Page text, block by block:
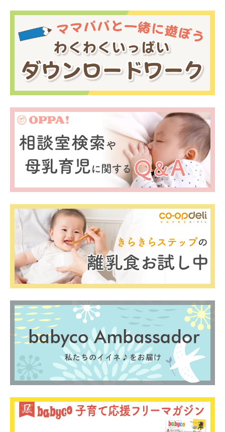
0歳 2歳 産後
妊娠後期／８〜10ヵ月
プレママ
キャンペーン 生後10〜11ヵ月
パパ
プレゼント